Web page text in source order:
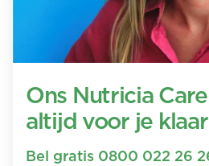
Ons Nutricia
altijd voor je klaar
Bel gratis 0800 022 26